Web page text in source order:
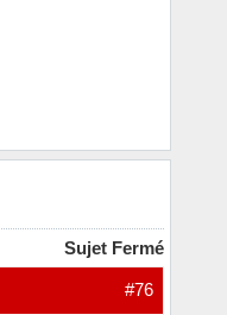
Sujet Fermé
#76